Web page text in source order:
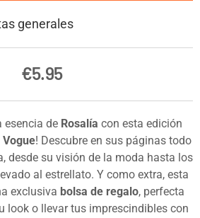
generales
€5.95
esencia de Rosalía con esta edición
Vogue! Descubre en sus páginas todo
desde su visión de la moda hasta los
al estrellato. Y como extra, esta
exclusiva bolsa de regalo, perfecta
look o llevar tus imprescindibles con